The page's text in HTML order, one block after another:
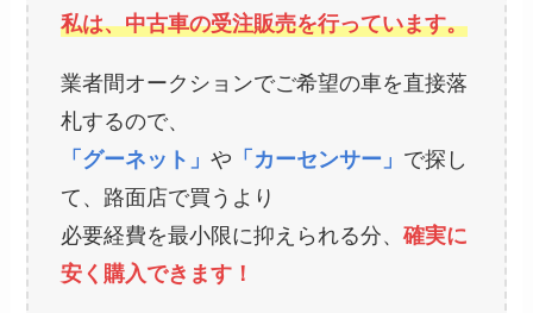
私は、中古車の受注販売を行っています。
業者間オークションでご希望の車を直接落
札するので、
「グーネット」や 「カーセンサー」 で探し
て、路面店で買うより
必要経費を最小限に抑えられる分、確実に
安く購入できます！